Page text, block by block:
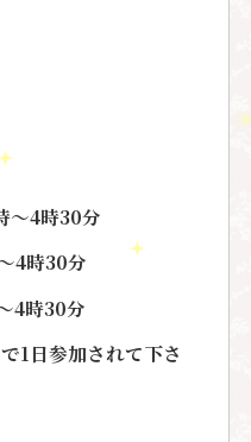
〜4時30分
時30分
時30分
1日参加されて下さ